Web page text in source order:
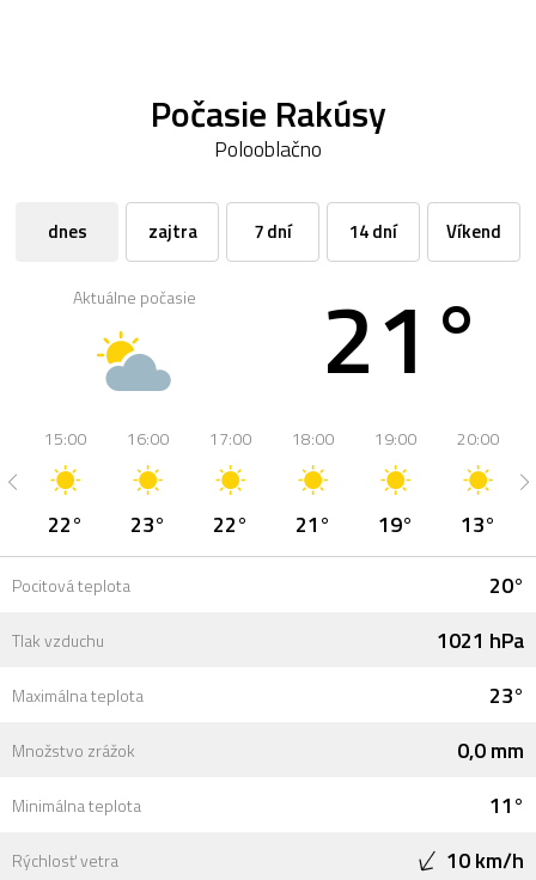
Počasie Rakúsy
Polooblačno
dnes zajtra 7 dní 14 dní Víkend
Aktuálne počasie 21°
15:00
22°
16:00
23°
17:00
22°
18:00
21°
19:00
19°
20:00
13°
Pocitová teplota 20°
Tlak vzduchu 1021 hPa
Maximálna teplota 23°
Množstvo zrážok 0,0 mm
Minimálna teplota 11°
Rýchlosť vetra 10 km/h